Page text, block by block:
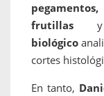
frutillas
biológico
cortes
En tanto,